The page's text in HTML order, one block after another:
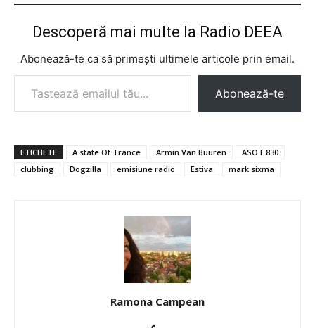
Descoperă mai multe la Radio DEEA
Abonează-te ca să primești ultimele articole prin email.
Tastează emailul tău...
Abonează-te
ETICHETE A state Of Trance Armin Van Buuren
ASOT 830
clubbing
Dogzilla emisiune radio Estiva mark sixma
Ramona Campean